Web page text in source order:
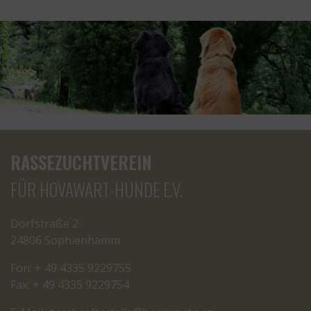
RASSEZUCHTVEREIN
FÜR HOVAWART-HUNDE E.V.
Dorfstraße 2
24806 Sophienhamm
Fon: + 49 4335 9229755
Fax: + 49 4335 9229754